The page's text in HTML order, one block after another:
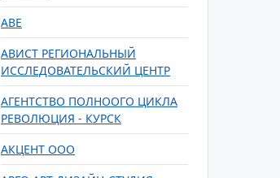
АВЕ
АВИСТ РЕГИОНАЛЬНЫЙ
ИССЛЕДОВАТЕЛЬСКИЙ ЦЕНТР
АГЕНТСТВО ПОЛНООГО ЦИКЛА
РЕВОЛЮЦИЯ - КУРСК
АКЦЕНТ ООО